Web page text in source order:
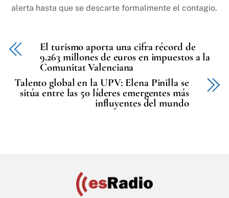
alerta hasta que se descarte formalmente el contagio.
El turismo aporta una cifra récord de
9.263 millones de euros en impuestos a la
Comunitat Valenciana
Talento global en la UPV: Elena Pinilla se
sitúa entre las 50 líderes emergentes más
influyentes del mundo